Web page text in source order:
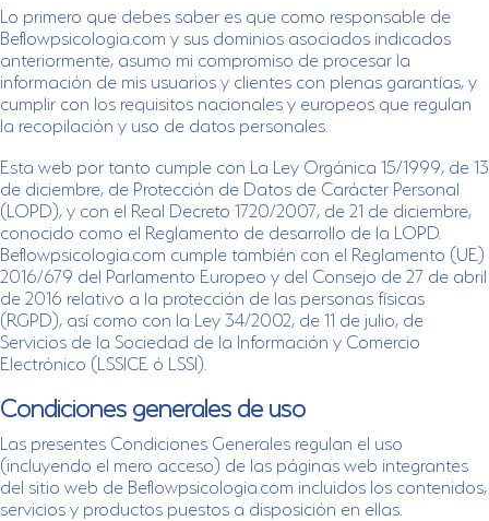
Lo primero que debes saber es que como responsable de
Beflowpsicologia.com y sus dominios asociados indicados
anteriormente, asumo mi compromiso de procesar la
información de mis usuarios y clientes con plenas garantías, y
cumplir con los requisitos nacionales y europeos que regulan
la recopilación y uso de datos personales.
Esta web por tanto cumple con La Ley Orgánica 15/1999, de 13
de diciembre, de Protección de Datos de Carácter Personal
(LOPD), y con el Real Decreto 1720/2007, de 21 de diciembre,
conocido como el Reglamento de desarrollo de la LOPD.
Beflowpsicologia.com cumple también con el Reglamento (UE)
2016/679 del Parlamento Europeo y del Consejo de 27 de abril
de 2016 relativo a la protección de las personas físicas
(RGPD), así como con la Ley 34/2002, de 11 de julio, de
Servicios de la Sociedad de la Información y Comercio
Electrónico (LSSICE ó LSSI).
Condiciones generales de uso
Las presentes Condiciones Generales regulan el uso
(incluyendo el mero acceso) de las páginas web integrantes
del sitio web de Beflowpsicologia.com incluidos los contenidos,
servicios y productos puestos a disposición en ellas.